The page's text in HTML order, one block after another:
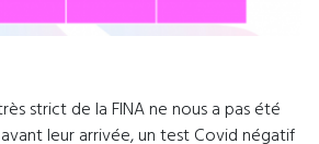
strict de la FINA ne nous a pas été
leur arrivée, un test Covid négatif